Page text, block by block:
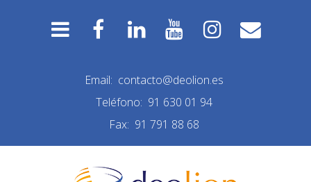
Email: contacto@deolion.es
Teléfono: 91 630 01 94
Fax: 91 791 88 68